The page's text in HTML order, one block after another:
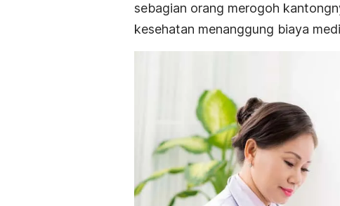
sebagian orang merogoh
kesehatan menanggung biaya